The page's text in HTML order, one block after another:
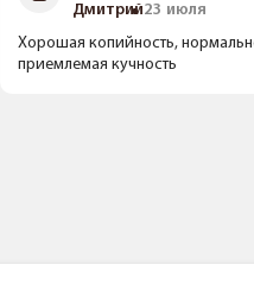
Дмитрий23 июля
Хорошая копийность,
приемлемая кучность